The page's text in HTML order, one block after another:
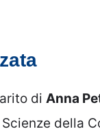
di Anna
della